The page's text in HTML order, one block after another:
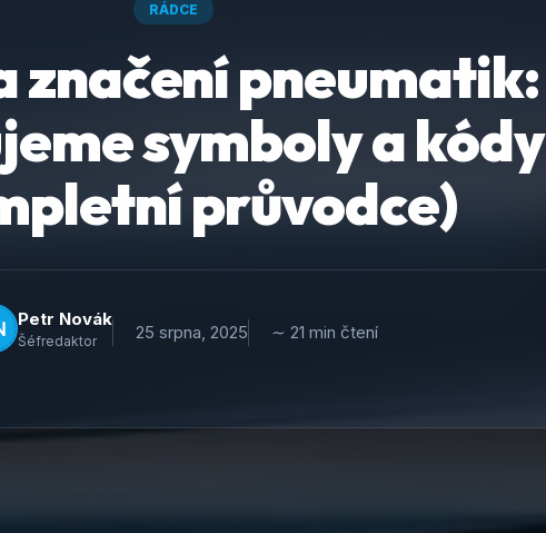
RÁDCE
značení pneumatik:
symboly a kódy
průvodce)
Petr Novák
Šéfredaktor 25 srpna, 2025 ∼ 21 min čtení